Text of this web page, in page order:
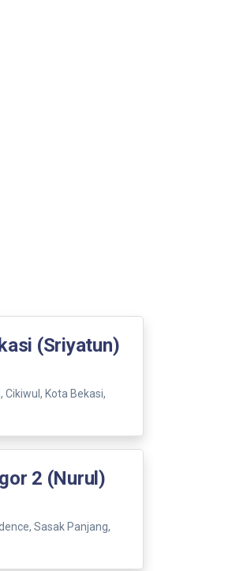
(Sriyatun)
Cikiwul, Kota Bekasi,
2 (Nurul)
Sasak Panjang,